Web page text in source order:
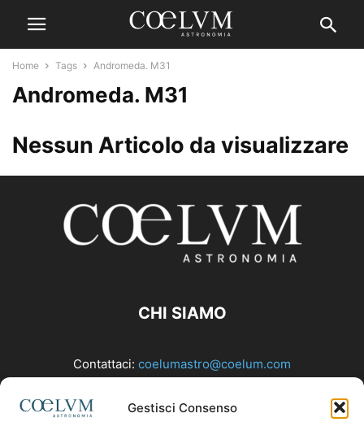
Gestisci Consenso
Home Tags Andromeda. M31
Andromeda. M31
Nessun Articolo da visualizzare
CHI SIAMO
Contattaci: coelumastro@coelum.com
SEGUICI